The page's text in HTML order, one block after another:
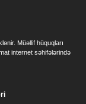
Müəllif hüquqları
internet səhifələrində